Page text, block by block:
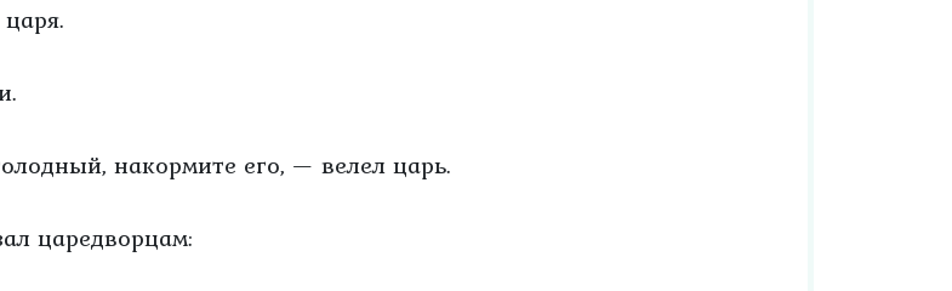
накормите его, — велел царь.
царедворцам: